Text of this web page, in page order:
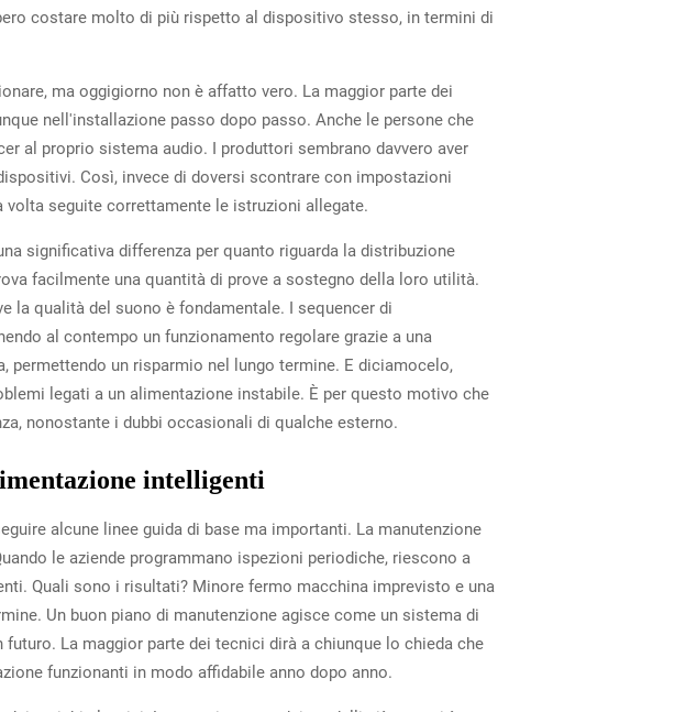
costare molto di più rispetto al dispositivo stesso, in termini di
ma oggigiorno non è affatto vero. La maggior parte dei
nell'installazione passo dopo passo. Anche le persone che
al proprio sistema audio. I produttori sembrano davvero aver
Così, invece di doversi scontrare con impostazioni
seguite correttamente le istruzioni allegate.
significativa differenza per quanto riguarda la distribuzione
facilmente una quantità di prove a sostegno della loro utilità.
la qualità del suono è fondamentale. I sequencer di
al contempo un funzionamento regolare grazie a una
permettendo un risparmio nel lungo termine. E diciamocelo,
legati a un alimentazione instabile. È per questo motivo che
nonostante i dubbi occasionali di qualche esterno.
intelligenti
alcune linee guida di base ma importanti. La manutenzione
le aziende programmano ispezioni periodiche, riescono a
Quali sono i risultati? Minore fermo macchina imprevisto e una
Un buon piano di manutenzione agisce come un sistema di
La maggior parte dei tecnici dirà a chiunque lo chieda che
funzionanti in modo affidabile anno dopo anno.